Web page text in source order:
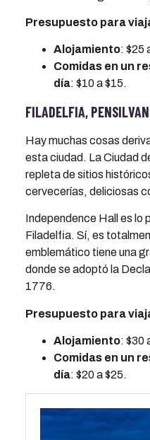
Presupuesto para
Alojamiento: $25
Comidas en un
día: $10 a $15.
FILADELFIA,
Hay muchas cosas
esta ciudad. La Ciudad
repleta de sitios
cervecerías, deliciosas
Independence Hall es lo
Filadelfia. Sí, es
emblemático tiene una
donde se adoptó la
1776.
Presupuesto para
Alojamiento: $30
Comidas en un
día: $20 a $25.